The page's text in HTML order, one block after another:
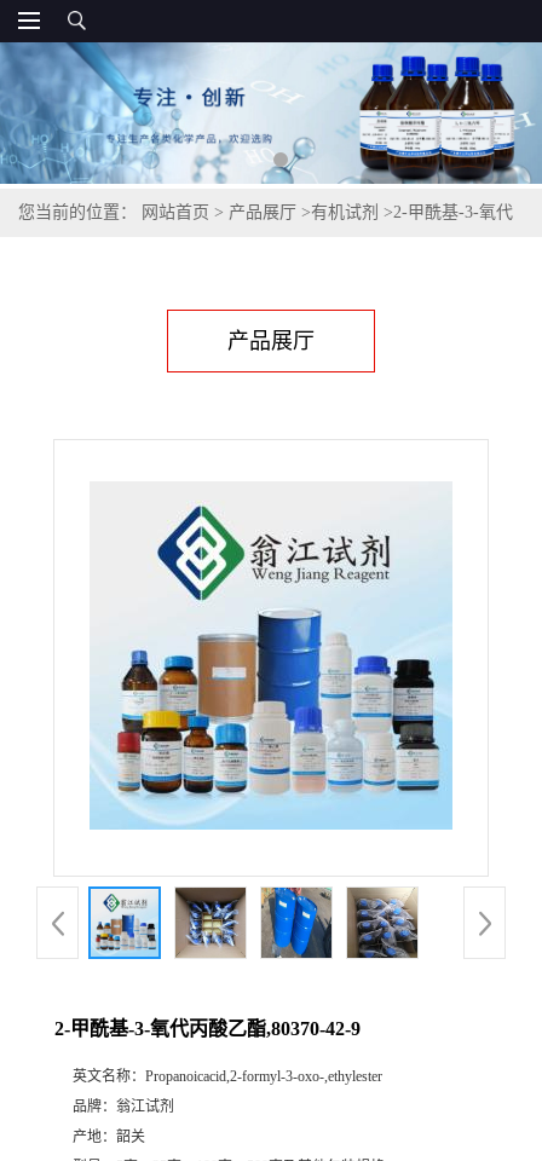
您当前的位置： 网站首页 > 产品展厅 >有机试剂 >2-甲酰基-3-氧代
产品展厅
2-甲酰基-3-氧代丙酸乙酯,80370-42-9
英文名称： Propanoicacid,2-formyl-3-oxo-,ethylester
品牌： 翁江试剂
产地： 韶关